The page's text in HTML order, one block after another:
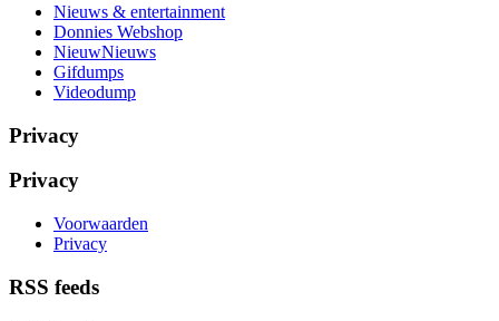
Nieuws & entertainment
Donnies Webshop
NieuwNieuws
Gifdumps
Videodump
Privacy
Privacy
Voorwaarden
Privacy
RSS feeds